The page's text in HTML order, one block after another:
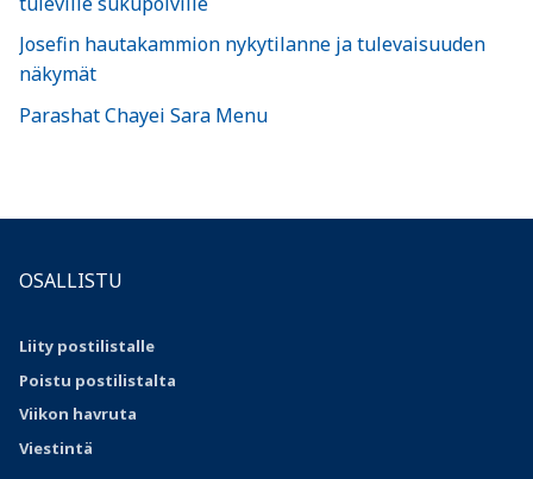
Josefin hautakammion nykytilanne ja tulevaisuuden
näkymät
Parashat Chayei Sara Menu
OSALLISTU
Liity postilistalle
Poistu postilistalta
Viikon havruta
Viestintä